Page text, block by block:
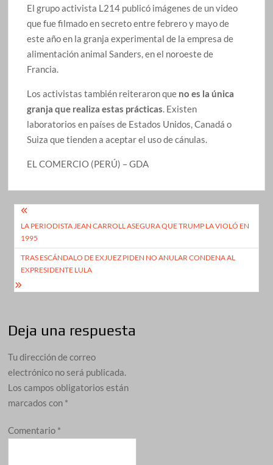
El grupo activista L214 publicó imágenes de un video
que fue filmado en secreto entre febrero y mayo de
este año en la granja experimental de la empresa de
alimentación animal Sanders, en el noroeste de
Francia.
Los activistas también reiteraron que no es la única
granja que realiza estas prácticas. Existen
laboratorios en países de Estados Unidos, Canadá o
Suiza que tienden a aceptar el uso de cánulas.
EL COMERCIO (PERÚ) – GDA
Navegación
de
entradas
LA PERIODISTA JEAN CARROLL ASEGURA QUE TRUMP LA VIOLÓ EN
1995
TRAS ESCÁNDALO DE EXJUEZ PIDEN NO ANULAR CONDENA AL
EXPRESIDENTE LULA
Deja una respuesta
Tu dirección de correo
electrónico no será publicada.
Los campos obligatorios están
marcados con *
Comentario *